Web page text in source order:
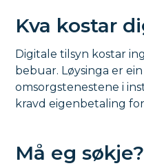
Kva kostar
Digitale tilsyn kostar
bebuar. Løysinga er
omsorgstenestene i
kravd eigenbetaling
Må eg søkje?